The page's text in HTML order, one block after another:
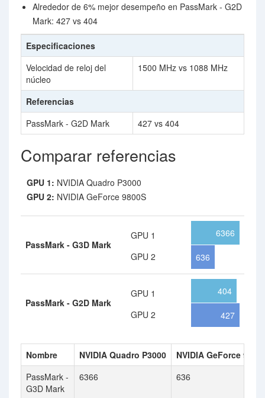
Alrededor de 6% mejor desempeño en PassMark - G2D
Mark: 427 vs 404
Especificaciones
Velocidad de reloj del
núcleo
1500 MHz vs 1088 MHz
Referencias
PassMark - G2D Mark
427 vs 404
Comparar referencias
GPU 1: NVIDIA Quadro P3000
GPU 2: NVIDIA GeForce 9800S
PassMark - G3D Mark
GPU 1
GPU 2
6366
636
PassMark - G2D Mark
GPU 1
GPU 2
404
427
Nombre NVIDIA Quadro P3000
NVIDIA GeForce
PassMark -
G3D Mark
6366 636